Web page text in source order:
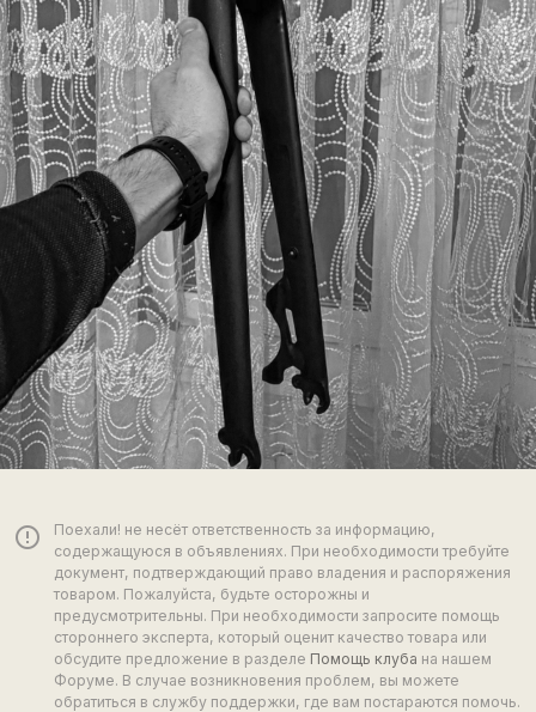
error_outline
Поехали! не несёт ответственность за информацию,
содержащуюся в объявлениях. При необходимости требуйте
документ, подтверждающий право владения и распоряжения
товаром. Пожалуйста, будьте осторожны и
предусмотрительны. При необходимости запросите помощь
стороннего эксперта, который оценит качество товара или
обсудите предложение в разделе Помощь клуба на нашем
Форуме. В случае возникновения проблем, вы можете
обратиться в службу поддержки, где вам постараются помочь.